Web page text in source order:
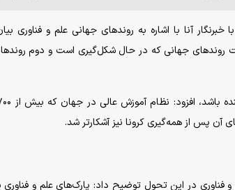
آنا با اشاره به روند‌های جهانی علم و فناوری
روند‌های جهانی که در حال شکل‌گیری است و دوم
آن پس از همه‌گیری کرونا نیز آشکارتر شد.
فناوری در این تحول توضیح داد: پارک‌های علم و فناوری